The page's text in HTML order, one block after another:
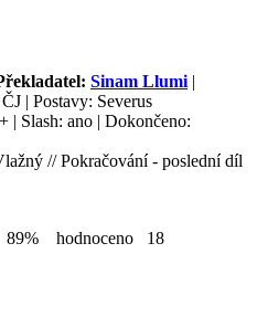
Sinam Llumi |
| Postavy: Severus
| Slash: ano | Dokončeno:
// Pokračování - poslední díl
89% hodnoceno 18